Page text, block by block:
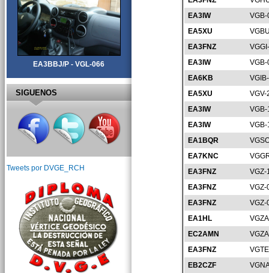
EA3IW
EA5XU
EA3FNZ
EA3IW
EA6KB
EA5XU
VGV-
EA3IW
VGB-
EA3IW
VGB-
EA1BQR
EA7KNC
EA3FNZ
VGZ-
EA3FNZ
VGZ-
EA3FNZ
VGZ-
EA1HL
EC2AMN
EA3FNZ
EB2CZF
EA3BBJ/P - VGL-066
SIGUENOS
Tweets por DVGE_RCH